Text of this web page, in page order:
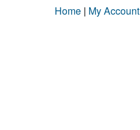
Home | My Account